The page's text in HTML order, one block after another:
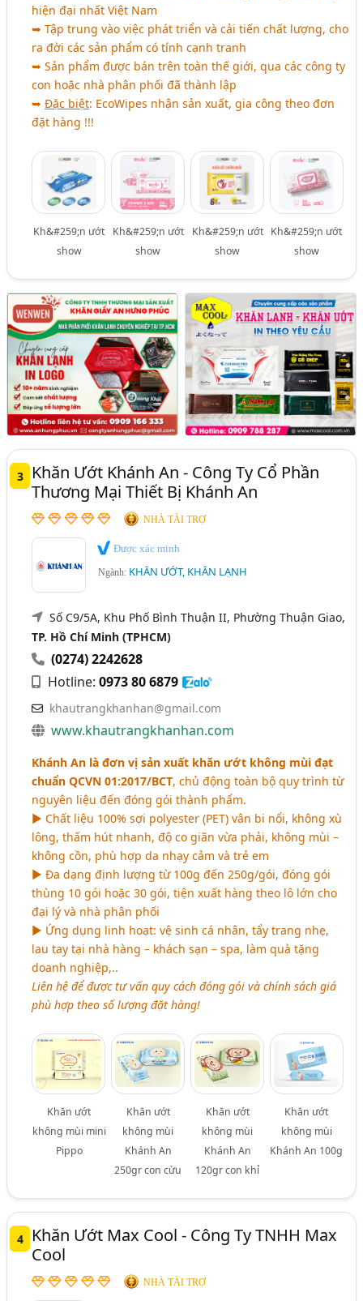
hiện đại nhất Việt Nam
➥ Tập trung vào việc phát triển và cải tiến chất lượng, cho
ra đời các sản phẩm có tính cạnh tranh
➥ Sản phẩm được bán trên toàn thế giới, qua các công ty
con hoặc nhà phân phối đã thành lập
➥Đặc biệt: EcoWipes nhận sản xuất, gia công theo đơn
đặt hàng !!!
Kh&#259;n ướt
show
Kh&#259;n ướt
show
Kh&#259;n ướt
show
Kh&#259;n ướt
show
3
Khăn Ướt Khánh An - Công Ty Cổ Phần
Thương Mại Thiết Bị Khánh An
NHÀ TÀI TRỢ
Được xác minh
Ngành: KHĂN ƯỚT, KHĂN LẠNH
Số C9/5A, Khu Phố Bình Thuận II, Phường Thuận Giao,
TP. Hồ Chí Minh (TPHCM)
(0274) 2242628
Hotline:0973 80 6879
khautrangkhanhan@gmail.com
www.khautrangkhanhan.com
Khánh An là đơn vị sản xuất khăn ướt không mùi đạt
chuẩn QCVN 01:2017/BCT, chủ động toàn bộ quy trình từ
nguyên liệu đến đóng gói thành phẩm.
► Chất liệu 100% sợi polyester (PET) vân bi nổi, không xù
lông, thấm hút nhanh, độ co giãn vừa phải, không mùi –
không cồn, phù hợp da nhạy cảm và trẻ em
► Đa dạng định lượng từ 100g đến 250g/gói, đóng gói
thùng 10 gói hoặc 30 gói, tiện xuất hàng theo lô lớn cho
đại lý và nhà phân phối
► Ứng dụng linh hoạt: vệ sinh cá nhân, tẩy trang nhẹ,
lau tay tại nhà hàng – khách sạn – spa, làm quà tặng
doanh nghiệp,..
Liên hệ để được tư vấn quy cách đóng gói và chính sách giá
phù hợp theo số lượng đặt hàng!
Khăn ướt
không mùi mini
Pippo
Khăn ướt
không mùi
Khánh An
250gr con cừu
Khăn ướt
không mùi
Khánh An
120gr con khỉ
Khăn ướt
không mùi
Khánh An 100g
4
Khăn Ướt Max Cool - Công Ty TNHH Max
Cool
NHÀ TÀI TRỢ